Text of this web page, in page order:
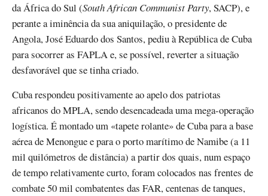
da África do Sul (South African Communist Party, SACP), e
perante a iminência da sua aniquilação, o presidente de
Angola, José Eduardo dos Santos, pediu à República de Cuba
para socorrer as FAPLA e, se possível, reverter a situação
desfavorável que se tinha criado.
Cuba respondeu positivamente ao apelo dos patriotas
africanos do MPLA, sendo desencadeada uma mega-operação
logística. É montado um «tapete rolante» de Cuba para a base
aérea de Menongue e para o porto marítimo de Namibe (a 11
mil quilómetros de distância) a partir dos quais, num espaço
de tempo relativamente curto, foram colocados nas frentes de
combate 50 mil combatentes das FAR, centenas de tanques,